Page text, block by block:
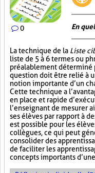
0 En
La technique de la Liste
liste de 5 à 6 termes ou
préalablement déterminé
question doit être relié à
notion importante d’un
Cette technique a
en place et rapide
l’enseignant de mesurer
ses élèves par rapport à
est possible pour les
collègues, ce qui peut
consolider des
de faciliter les
concepts importants